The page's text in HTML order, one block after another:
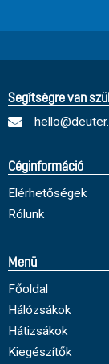
Segítségre van
Céginformáció
Elérhetőségek
Rólunk
Menü
Főoldal
Hálózsákok
Hátizsákok
Kiegészítők